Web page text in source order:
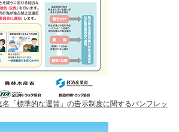
名「標準的な運賃」の告示制度に関するパンフレッ